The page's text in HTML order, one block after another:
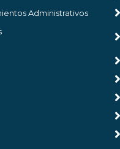
Administrativos